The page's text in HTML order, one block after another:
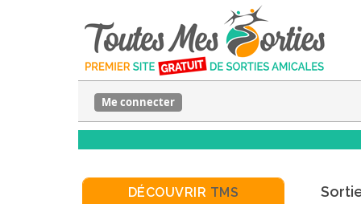
Me connecter
DÉCOUVRIR TMS